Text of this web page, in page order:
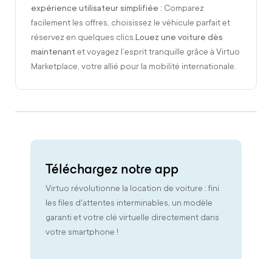
expérience utilisateur simplifiée : Comparez
facilement les offres, choisissez le véhicule parfait et
réservez en quelques clics.Louez une voiture dès
maintenant et voyagez l’esprit tranquille grâce à Virtuo
Marketplace, votre allié pour la mobilité internationale.
Téléchargez notre app
Virtuo révolutionne la location de voiture : fini
les files d'attentes interminables, un modèle
garanti et votre clé virtuelle directement dans
votre smartphone !